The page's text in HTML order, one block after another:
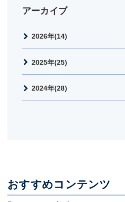
アーカイブ
2026年(14)
2025年(25)
2024年(28)
おすすめコンテンツ